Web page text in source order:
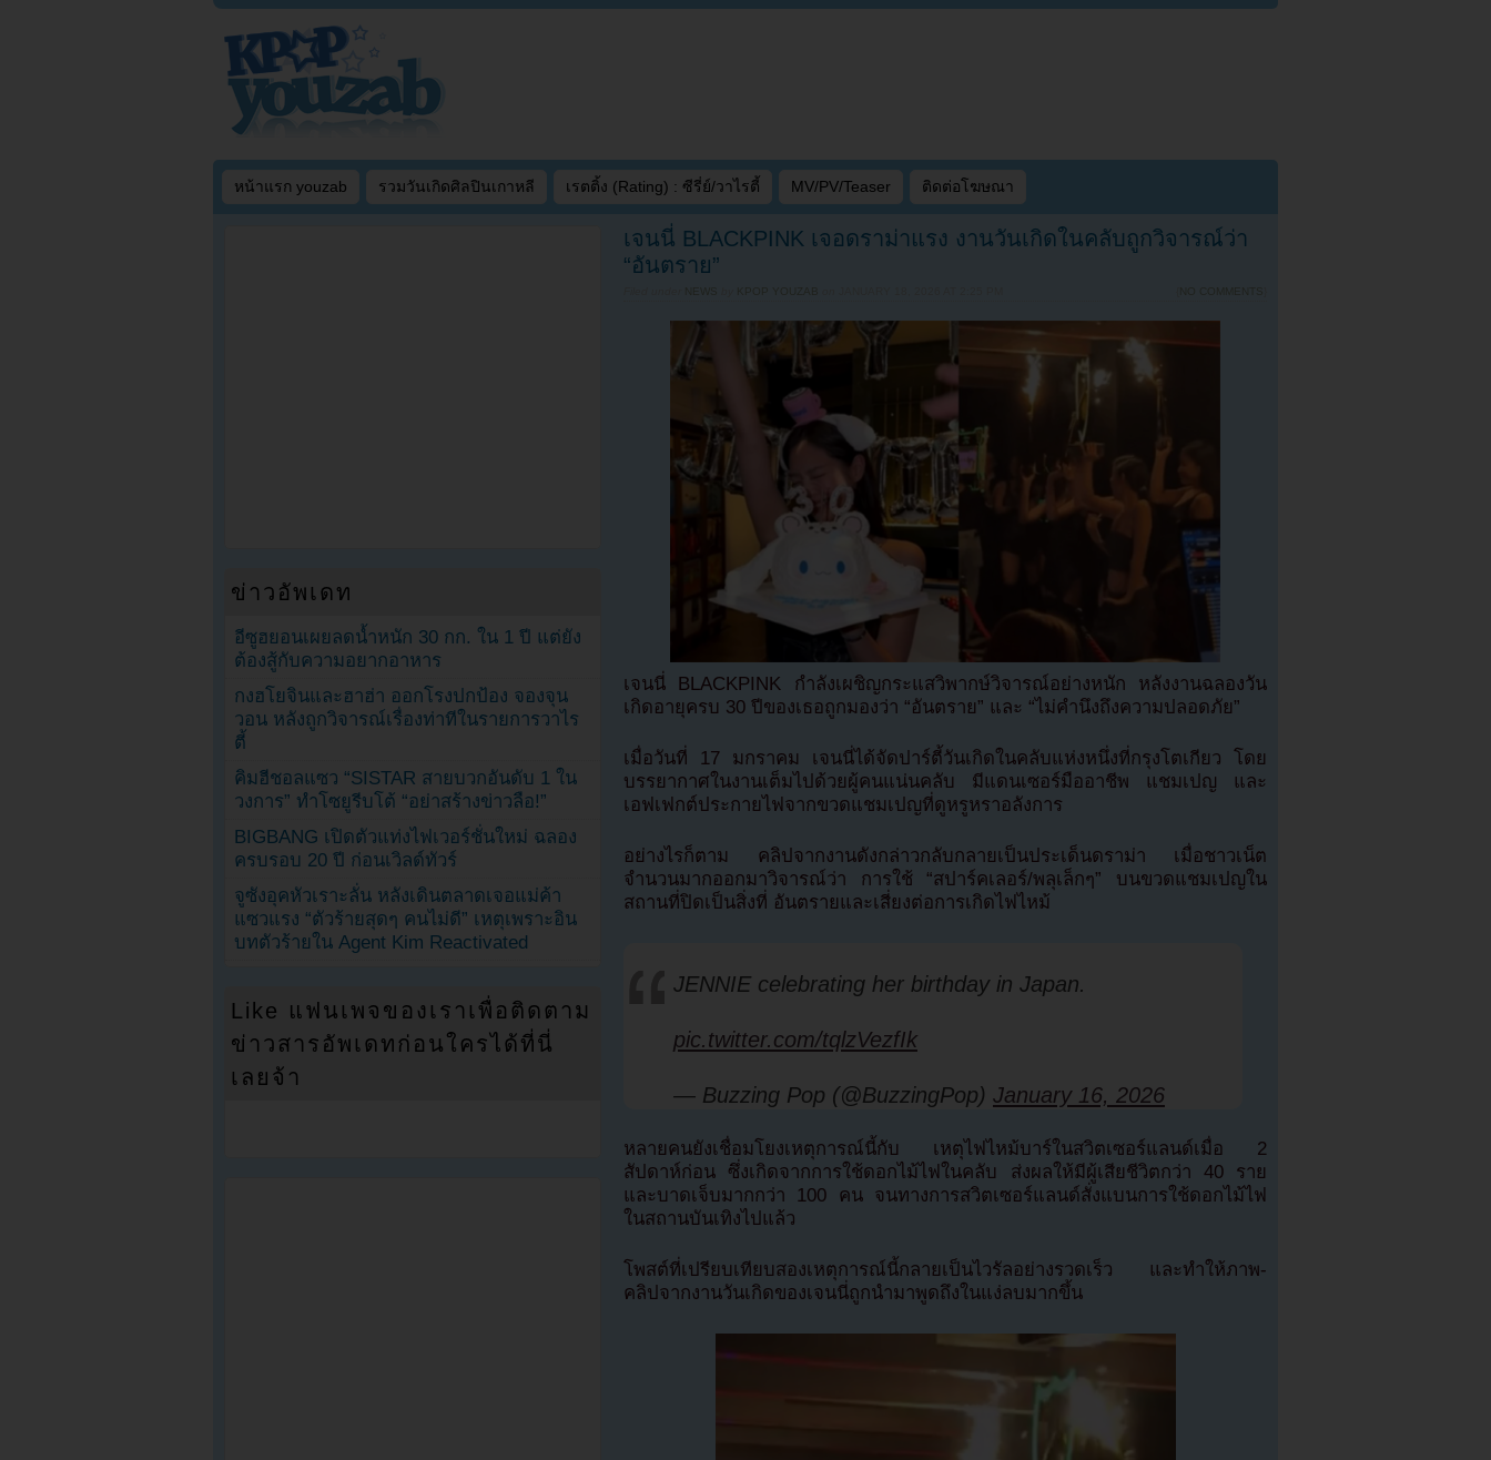
หน้าแรก youzab รวมวันเกิดศิลปินเกาหลี เรตติ้ง (Rating) : ซีรี่ย์/วาไรตี้ MV/PV/Teaser ติดต่อโฆษณา
เจนนี่ BLACKPINK เจอดราม่าแรง งานวันเกิดในคลับถูกวิจารณ์ว่า
“อันตราย”
NEWS KPOP YOUZAB NO COMMENTS
เจนนี่ BLACKPINK กำลังเผชิญกระแสวิพากษ์วิจารณ์อย่างหนัก หลังงานฉลองวัน
เกิดอายุครบ 30 ปีของเธอถูกมองว่า “อันตราย” และ “ไม่คำนึงถึงความปลอดภัย”
เมื่อวันที่ 17 มกราคม เจนนี่ได้จัดปาร์ตี้วันเกิดในคลับแห่งหนึ่งที่กรุงโตเกียว โดย
บรรยากาศในงานเต็มไปด้วยผู้คนแน่นคลับ มีแดนเซอร์มืออาชีพ แชมเปญ และ
เอฟเฟกต์ประกายไฟจากขวดแชมเปญที่ดูหรูหราอลังการ
อย่างไรก็ตาม คลิปจากงานดังกล่าวกลับกลายเป็นประเด็นดราม่า เมื่อชาวเน็ต
จำนวนมากออกมาวิจารณ์ว่า การใช้ “สปาร์คเลอร์/พลุเล็กๆ” บนขวดแชมเปญใน
สถานที่ปิดเป็นสิ่งที่ อันตรายและเสี่ยงต่อการเกิดไฟไหม้
JENNIE celebrating her birthday in Japan.
pic.twitter.com/tqlzVezfIk
— Buzzing Pop (@BuzzingPop) January 16, 2026
หลายคนยังเชื่อมโยงเหตุการณ์นี้กับ เหตุไฟไหม้บาร์ในสวิตเซอร์แลนด์เมื่อ 2
สัปดาห์ก่อน ซึ่งเกิดจากการใช้ดอกไม้ไฟในคลับ ส่งผลให้มีผู้เสียชีวิตกว่า 40 ราย
และบาดเจ็บมากกว่า 100 คน จนทางการสวิตเซอร์แลนด์สั่งแบนการใช้ดอกไม้ไฟ
ในสถานบันเทิงไปแล้ว
โพสต์ที่เปรียบเทียบสองเหตุการณ์นี้กลายเป็นไวรัลอย่างรวดเร็ว และทำให้ภาพ-
คลิปจากงานวันเกิดของเจนนี่ถูกนำมาพูดถึงในแง่ลบมากขึ้น
ข่าวอัพเดท
อีซูฮยอนเผยลดน้ำหนัก 30 กก. ใน 1 ปี แต่ยัง
ต้องสู้กับความอยากอาหาร
กงฮโยจินและฮาฮ่า ออกโรงปกป้อง จองจุน
วอน หลังถูกวิจารณ์เรื่องท่าทีในรายการวาไร
ตี้
คิมฮีชอลแซว “SISTAR สายบวกอันดับ 1 ใน
วงการ” ทำโซยูรีบโต้ “อย่าสร้างข่าวลือ!”
BIGBANG เปิดตัวแท่งไฟเวอร์ชั่นใหม่ ฉลอง
ครบรอบ 20 ปี ก่อนเวิลด์ทัวร์
จูซังอุคหัวเราะลั่น หลังเดินตลาดเจอแม่ค้า
แซวแรง “ตัวร้ายสุดๆ คนไม่ดี” เหตุเพราะอิน
บทตัวร้ายใน Agent Kim Reactivated
Like แฟนเพจของเราเพื่อติดตาม
ข่าวสารอัพเดทก่อนใครได้ที่นี่
เลยจ้า